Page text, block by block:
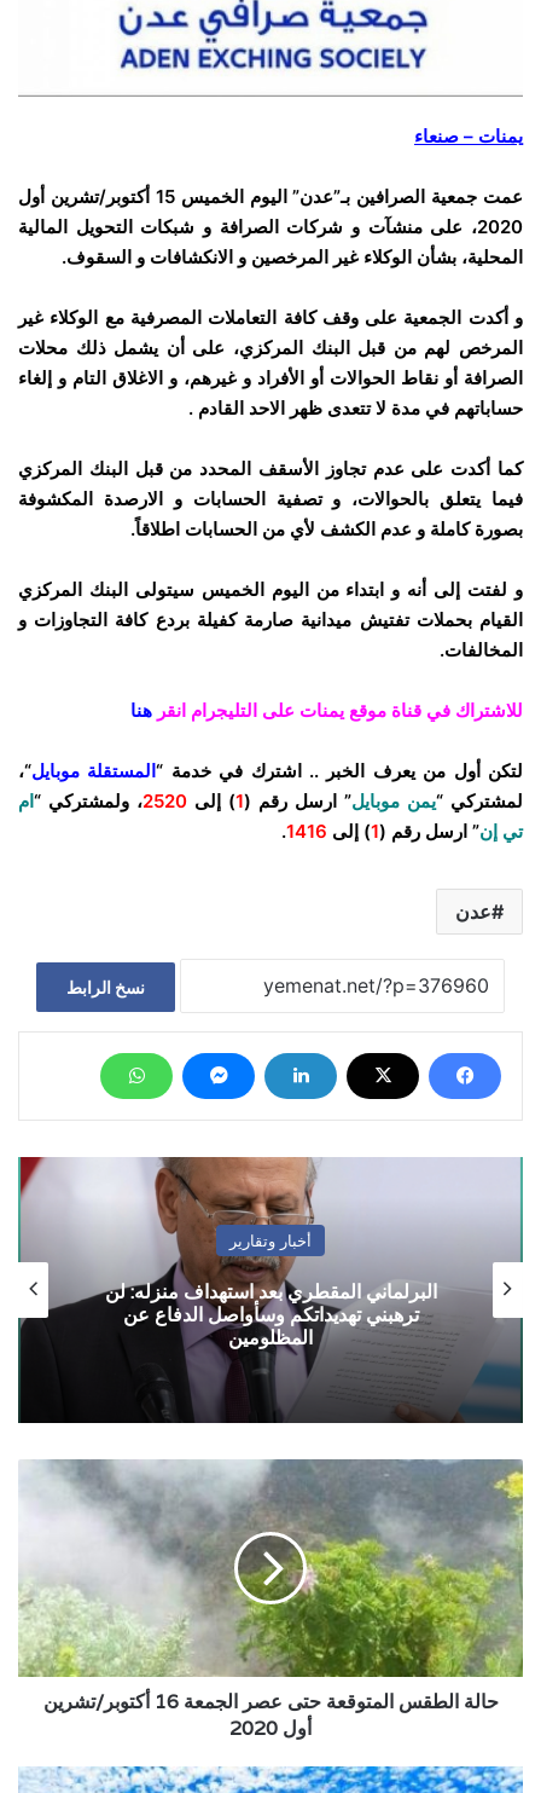
يمنات – صنعاء
عمت جمعية الصرافين بـ”عدن” اليوم الخميس 15 أكتوبر/تشرين أول
2020، على منشآت و شركات الصرافة و شبكات التحويل المالية
المحلية، بشأن الوكلاء غير المرخصين و الانكشافات و السقوف.
و أكدت الجمعية على وقف كافة التعاملات المصرفية مع الوكلاء غير
المرخص لهم من قبل البنك المركزي، على أن يشمل ذلك محلات
الصرافة أو نقاط الحوالات أو الأفراد و غيرهم، و الاغلاق التام و إلغاء
حساباتهم في مدة لا تتعدى ظهر الاحد القادم .
كما أكدت على عدم تجاوز الأسقف المحدد من قبل البنك المركزي
فيما يتعلق بالحوالات، و تصفية الحسابات و الارصدة المكشوفة
بصورة كاملة و عدم الكشف لأي من الحسابات اطلاقاً.
و لفتت إلى أنه و ابتداء من اليوم الخميس سيتولى البنك المركزي
القيام بحملات تفتيش ميدانية صارمة كفيلة بردع كافة التجاوزات و
المخالفات.
للاشتراك في قناة موقع يمنات على التليجرام انقر هنا
لتكن أول من يعرف الخبر .. اشترك في خدمة “المستقلة موبايل“،
لمشتركي “يمن موبايل” ارسل رقم (1) إلى 2520، ولمشتركي “ام
تي إن” ارسل رقم (1) إلى 1416
.
عدن
نسخ الرابط
أخبار وتقارير
البرلماني المقطري بعد استهداف منزله: لن
ترهبني تهديداتكم وسأواصل الدفاع عن
المظلومين
حالة
الطقس
المتوقعة
حتى
عصر
الجمعة
16
أكتوبر/
تشرين
حالة الطقس المتوقعة حتى عصر الجمعة 16 أكتوبر/تشرين
أول 2020
رحلات